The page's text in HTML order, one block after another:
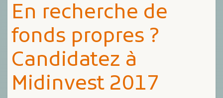
En recherche de
fonds propres ?
Candidatez à
Midinvest 2017